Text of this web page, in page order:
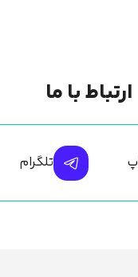
ارتباط با ما
تلگرام